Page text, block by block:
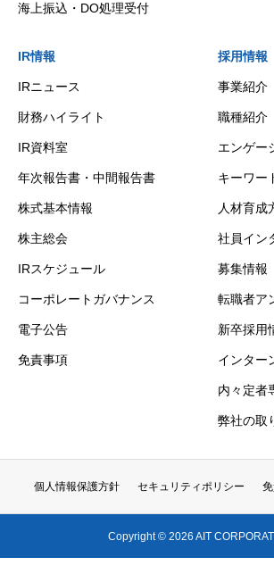
海上振込・DO処理受付
IR情報
IRニュース
財務ハイライト
IR資料室
年次報告書・中間報告書
株式基本情報
株主総会
IRスケジュール
コーポレートガバナンス
電子公告
免責事項
採用情報
事業紹介
職種紹介
エンゲー
キーワー
人材育成
社員イン
募集情報
転職者ア
新卒採用
インター
内々定者
弊社の取
個人情報保護方針 セキュリティポリシー
Copyright © 2026 AIT